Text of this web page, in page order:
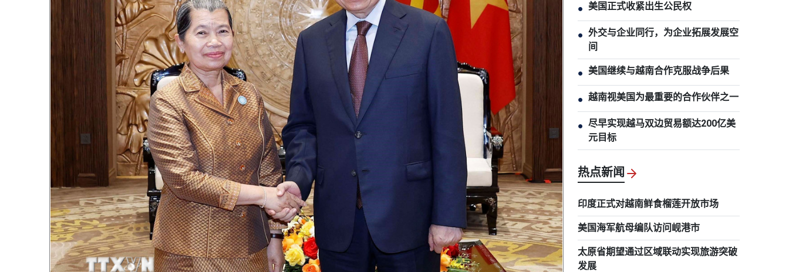
● 美国正式收紧出生公民权
● 外交与企业同行，为企业拓展发展空
间
● 美国继续与越南合作克服战争后果
● 越南视美国为最重要的合作伙伴之一
● 尽早实现越马双边贸易额达200亿美
元目标
热点新闻
印度正式对越南鲜食榴莲开放市场
美国海军航母编队访问岘港市
太原省期望通过区域联动实现旅游突破
发展